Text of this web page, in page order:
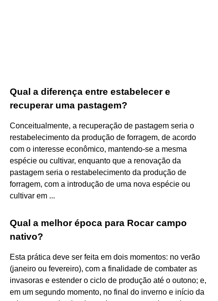
Qual a diferença entre estabelecer e
recuperar uma pastagem?
Conceitualmente, a recuperação de pastagem seria o
restabelecimento da produção de forragem, de acordo
com o interesse econômico, mantendo-se a mesma
espécie ou cultivar, enquanto que a renovação da
pastagem seria o restabelecimento da produção de
forragem, com a introdução de uma nova espécie ou
cultivar em ...
Qual a melhor época para Rocar campo
nativo?
Esta prática deve ser feita em dois momentos: no verão
(janeiro ou fevereiro), com a finalidade de combater as
invasoras e estender o ciclo de produção até o outono; e,
em um segundo momento, no final do inverno e início da